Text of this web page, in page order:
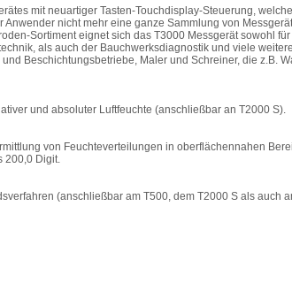
mit neuartiger Tasten-Touchdisplay-Steuerung,
nicht mehr eine ganze Sammlung von
Sortiment eignet sich das T3000 Messgerät sowohl für
als auch der Bauchwerksdiagnostik und viele
Beschichtungsbetriebe, Maler und Schreiner, die z.B.
und absoluter Luftfeuchte (anschließbar an T2000 S).
von Feuchteverteilungen in oberflächennahen
200,0 Digit.
(anschließbar am T500, dem T2000 S als auch